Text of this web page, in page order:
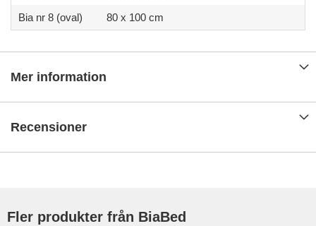
Bia nr 8 (oval) 80 x 100 cm
Mer information
Recensioner
Fler produkter från BiaBed